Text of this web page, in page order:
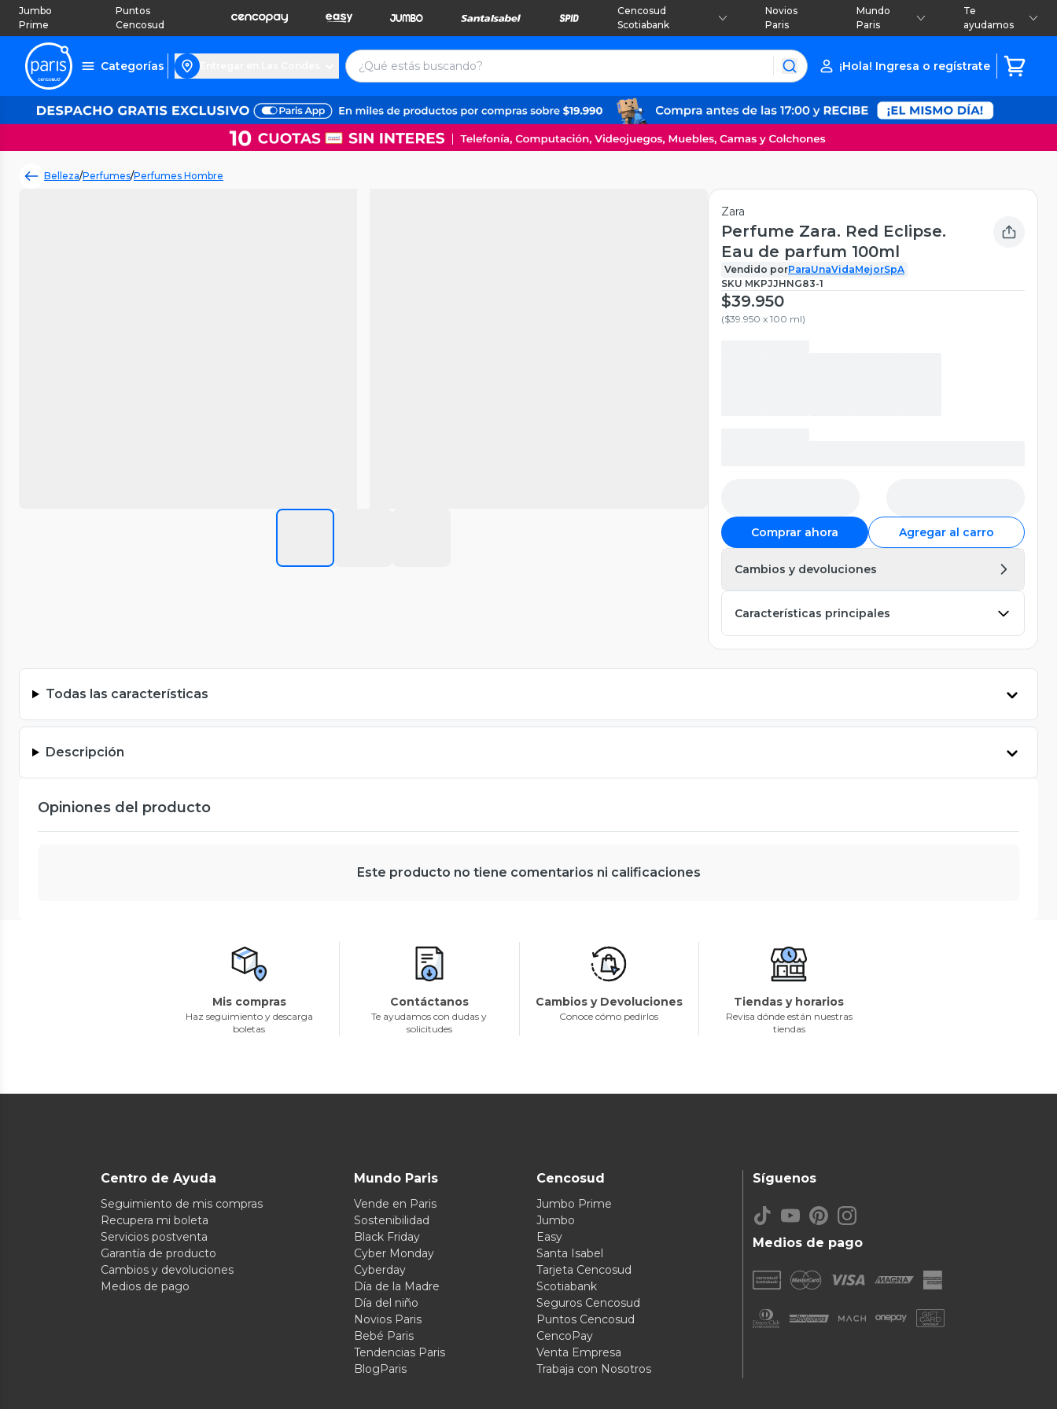
Jumbo
Prime
Puntos
Cencosud
Cencosud
Scotiabank
Novios
Paris
Mundo
Paris
Te
ayudamos
Categorías ¡Hola! Ingresa o regístrate
Belleza/Perfumes/Perfumes Hombre
Zara
Perfume Zara. Red Eclipse.
Eau de parfum 100ml
Vendido porParaUnaVidaMejorSpA
SKU MKPJJHNG83-1
$39.950
($39.950 x 100 ml)
Comprar ahora Agregar al carro
Cambios y devoluciones
Características principales
Todas las características
Descripción
Opiniones del producto
Este producto no tiene comentarios ni calificaciones
Mis compras
Haz seguimiento y descarga
boletas
Contáctanos
Te ayudamos con dudas y
solicitudes
Cambios y Devoluciones
Conoce cómo pedirlos
Tiendas y horarios
Revisa dónde están nuestras
tiendas
Centro de Ayuda
Seguimiento de mis compras
Recupera mi boleta
Servicios postventa
Garantía de producto
Cambios y devoluciones
Medios de pago
Mundo Paris
Vende en Paris
Sostenibilidad
Black Friday
Cyber Monday
Cyberday
Día de la Madre
Día del niño
Novios Paris
Bebé Paris
Tendencias Paris
BlogParis
Cencosud
Jumbo Prime
Jumbo
Easy
Santa Isabel
Tarjeta Cencosud
Scotiabank
Seguros Cencosud
Puntos Cencosud
CencoPay
Venta Empresa
Trabaja con Nosotros
Medios de pago
Síguenos